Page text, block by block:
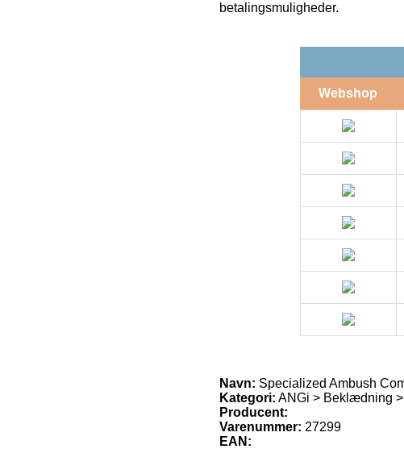
betalingsmuligheder.
Webshop
Navn: Specialized Ambush
Kategori: ANGi > Beklædning
Producent:
Varenummer: 27299
EAN: